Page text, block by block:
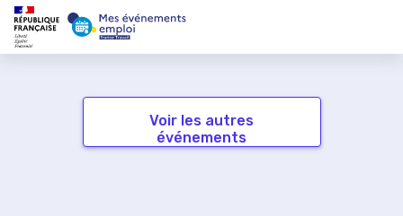
Voir les autres
événements